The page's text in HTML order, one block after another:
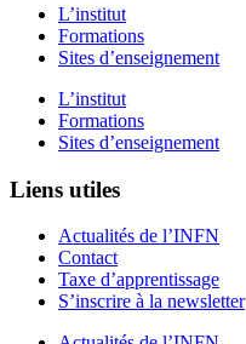
L’institut
Formations
Sites d’enseignement
L’institut
Formations
Sites d’enseignement
Liens utiles
Actualités de l’INFN
Contact
Taxe d’apprentissage
S’inscrire à la newsletter